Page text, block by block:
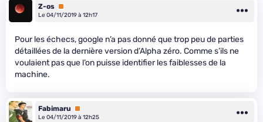
Z-os Premium
Le 04/11/2019 à 12h17
Pour les échecs, google n’a pas donné que trop peu de parties
détaillées de la dernière version d’Alpha zéro. Comme s’ils ne
voulaient pas que l’on puisse identifier les faiblesses de la
machine.
Fabimaru
Premium
Le 04/11/2019 à 12h25